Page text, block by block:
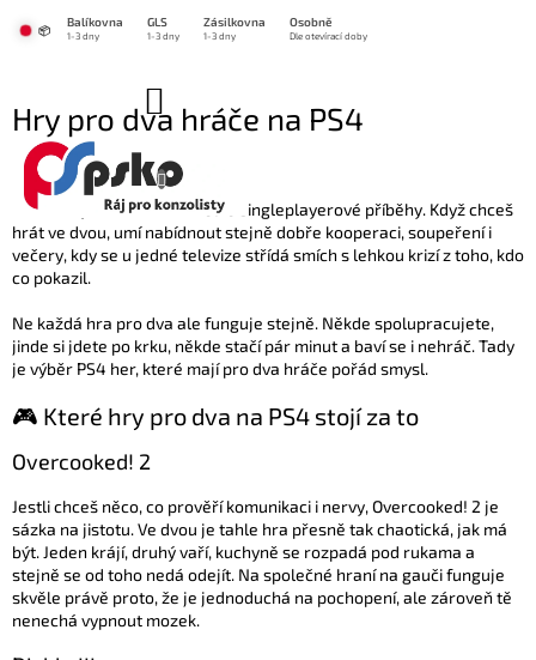
📦
Balíkovna GLS Zásilkovna Osobně
1-3 dny 1-3 dny 1-3 dny Dle otevírací doby
KOŠÍK
Hry pro dva hráče na PS4
6.2.2024
PS4 není jen konzole na velké singleplayerové příběhy. Když chceš
hrát ve dvou, umí nabídnout stejně dobře kooperaci, soupeření i
večery, kdy se u jedné televize střídá smích s lehkou krizí z toho, kdo
co pokazil.
Ne každá hra pro dva ale funguje stejně. Někde spolupracujete,
jinde si jdete po krku, někde stačí pár minut a baví se i nehráč. Tady
je výběr PS4 her, které mají pro dva hráče pořád smysl.
🎮 Které hry pro dva na PS4 stojí za to
Overcooked! 2
Jestli chceš něco, co prověří komunikaci i nervy, Overcooked! 2 je
sázka na jistotu. Ve dvou je tahle hra přesně tak chaotická, jak má
být. Jeden krájí, druhý vaří, kuchyně se rozpadá pod rukama a
stejně se od toho nedá odejít. Na společné hraní na gauči funguje
skvěle právě proto, že je jednoduchá na pochopení, ale zároveň tě
nenechá vypnout mozek.